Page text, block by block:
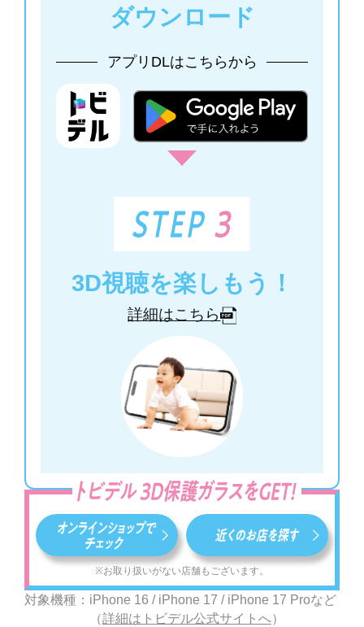
ダウンロード
アプリDLはこちらから
3D視聴を楽しもう！
詳細はこちら
※お取り扱いがない店舗もございます。
対象機種： iPhone 16 / iPhone 17 / iPhone 17 Proなど
（詳細はトビデル公式サイトへ）